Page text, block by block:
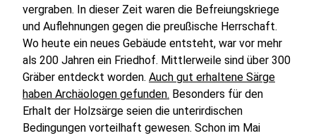
vergraben. In dieser Zeit waren die Befreiungskriege
und Auflehnungen gegen die preußische Herrschaft.
Wo heute ein neues Gebäude entsteht, war vor mehr
als 200 Jahren ein Friedhof. Mittlerweile sind über 300
Gräber entdeckt worden. Auch gut erhaltene Särge
haben Archäologen gefunden. Besonders für den
Erhalt der Holzsärge seien die unterirdischen
Bedingungen vorteilhaft gewesen. Schon im Mai